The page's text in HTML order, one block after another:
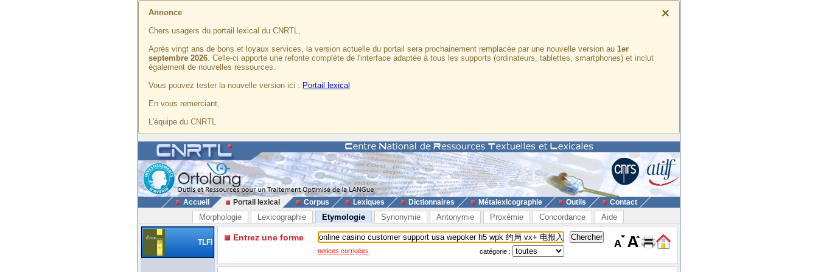
×
Annonce
Chers usagers du portail lexical du CNRTL,
Après vingt ans de bons et loyaux services, la version actuelle du portail sera prochainement remplacée par une nouvelle version au 1er
septembre 2026. Celle-ci apporte une refonte complète de l'interface adaptée à tous les supports (ordinateurs, tablettes, smartphones) et inclut
également de nouvelles ressources.
Vous pouvez tester la nouvelle version ici : Portail lexical
En vous remerciant,
L'équipe du CNRTL
Accueil Portail lexical Corpus Lexiques Dictionnaires Métalexicographie Outils Contact
Morphologie Lexicographie Etymologie Synonymie Antonymie Proxémie Concordance Aide
TLFi Entrez une forme
notices corrigées catégorie :